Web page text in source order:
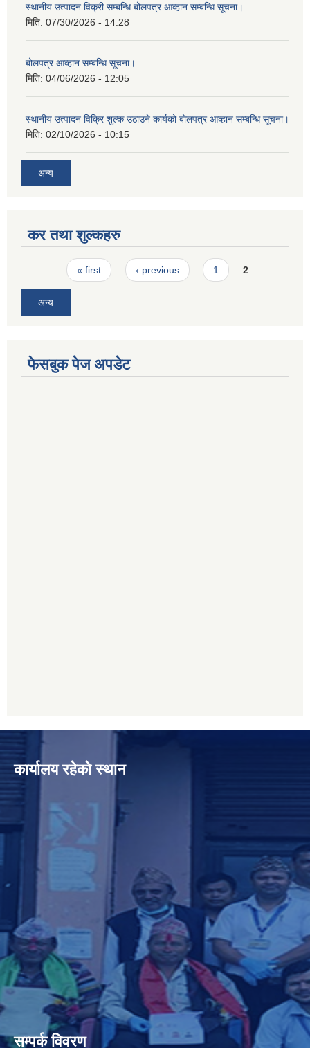
स्थानीय उत्पादन विक्री सम्बन्धि बोलपत्र आव्हान सम्बन्धि सूचना।
मिति: 07/30/2026 - 14:28
बोलपत्र आव्हान सम्बन्धि सूचना।
मिति: 04/06/2026 - 12:05
स्थानीय उत्पादन विक्रि शुल्क उठाउने कार्यको बोलपत्र आव्हान सम्बन्धि सूचना।
मिति: 02/10/2026 - 10:15
अन्य
कर तथा शुल्कहरु
Pages« first ‹ previous 1 2
अन्य
फेसबुक पेज अपडेट
कार्यालय रहेको स्थान
सम्पर्क विवरण